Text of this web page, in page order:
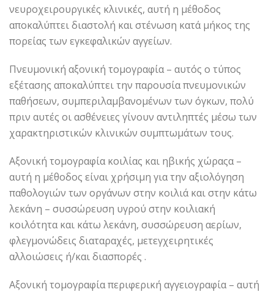
νευροχειρουργικές κλινικές, αυτή η μέθοδος
αποκαλύπτει διαστολή και στένωση κατά μήκος της
πορείας των εγκεφαλικών αγγείων.
Πνευμονική αξονική τομογραφία – αυτός ο τύπος
εξέτασης αποκαλύπτει την παρουσία πνευμονικών
παθήσεων, συμπεριλαμβανομένων των όγκων, πολύ
πριν αυτές οι ασθένειες γίνουν αντιληπτές μέσω των
χαρακτηριστικών κλινικών συμπτωμάτων τους.
Αξονική τομογραφία κοιλίας και ηβικής χώραςα –
αυτή η μέθοδος είναι χρήσιμη για την αξιολόγηση
παθολογιών των οργάνων στην κοιλιά και στην κάτω
λεκάνη – συσσώρευση υγρού στην κοιλιακή
κοιλότητα και κάτω λεκάνη, συσσώρευση αερίων,
φλεγμονώδεις διαταραχές, μετεγχειρητικές
αλλοιώσεις ή/και διασπορές .
Αξονική τομογραφία περιφερική αγγειογραφία – αυτή